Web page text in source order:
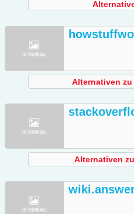
Alternativen
Alternativen